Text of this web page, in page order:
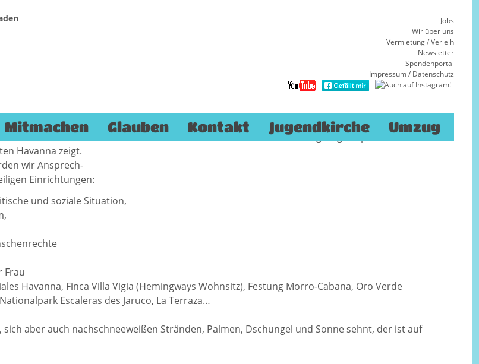
Jobs
Wir über uns
Vermietung / Verleih
Newsletter
Spendenportal
Impressum/ Datenschutz
Mitmachen Glauben Kontakt Jugendkirche Umzug
und bietet unendlich viele kulturelle und landschaftliche
entwickelte sich die Zuckerinsel zu einem modernen Staat, dessen
in der Architektur von „La Habana Moderna“, als auch in der einzigartigen spanischen
Havanna zeigt.
wir Ansprech-
Einrichtungen:
und soziale Situation,
Frau
Havanna, Finca Villa Vigia (Hemingways Wohnsitz), Festung Morro-Cabana, Oro Verde
Escaleras des Jaruco, La Terraza…
aber auch nachschneeweißen Stränden, Palmen, Dschungel und Sonne sehnt, der ist auf